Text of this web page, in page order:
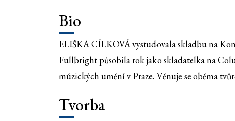
Bio
ELIŠKA CÍLKOVÁ vystudovala skladbu na
Fullbright působila rok jako skladatelka na
múzických umění v Praze. Věnuje se oběma
Tvorba